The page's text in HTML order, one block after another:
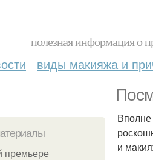
полезная информация о
виды макияжа и
премьере
и